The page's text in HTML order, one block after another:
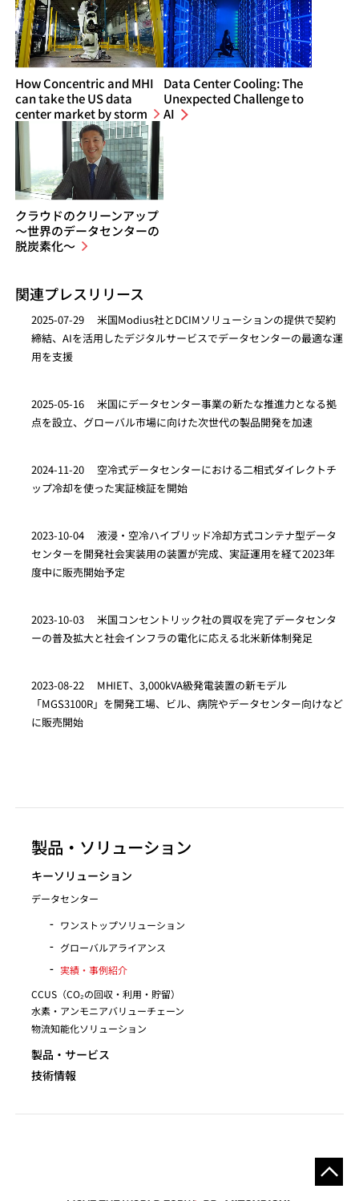
How Concentric and MHI
can take the US data
center market by storm
Data Center Cooling: The
Unexpected Challenge to
AI
クラウドのクリーンアップ
～世界のデータセンターの
脱炭素化～
関連プレスリリース
2025-07-29
米国Modius社とDCIMソリューションの提供で契約
締結、AIを活用したデジタルサービスでデータセンターの最適な運
用を支援
2025-05-16
米国にデータセンター事業の新たな推進力となる拠
点を設立、グローバル市場に向けた次世代の製品開発を加速
2024-11-20
空冷式データセンターにおける二相式ダイレクトチ
ップ冷却を使った実証検証を開始
2023-10-04
液浸・空冷ハイブリッド冷却方式コンテナ型データ
センターを開発社会実装用の装置が完成、実証運用を経て2023年
度中に販売開始予定
2023-10-03
米国コンセントリック社の買収を完了データセンタ
ーの普及拡大と社会インフラの電化に応える北米新体制発足
2023-08-22
MHIET、3,000kVA級発電装置の新モデル
「MGS3100R」を開発工場、ビル、病院やデータセンター向けなど
に販売開始
製品・ソリューション
キーソリューション
データセンター
ワンストップソリューション
グローバルアライアンス
実績・事例紹介
CCUS（CO₂の回収・利用・貯留）
水素・アンモニアバリューチェーン
物流知能化ソリューション
製品・サービス
技術情報